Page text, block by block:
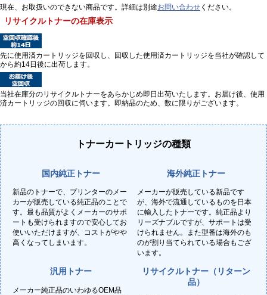
現在、お取扱いのできない商品です。詳細は別途お問い合わせ ください。
リサイクルトナーの在庫表示
先に使用済カートリッジを回収し、回収した使用済カートリッジを当社が確認して
から約14日後に出荷します。
当社在庫分のリサイクルトナーをあらかじめ即日出荷いたします。お届け後、使用
済カートリッジの回収に伺います。即納品のため、数に限りがございます。
トナーカートリッジの種類
国内純正トナー
新品のトナーで、プリンターのメー
カーが販売している純正品のことで
す。最も品質がよくメーカーのサポ
ートも受けられますので安心してお
使いいただけますが、コストがやや
高くなってしまいます。
海外純正トナー
メーカーが販売している新品です
が、海外で流通しているものを日本
に輸入したトナーです。純正品より
リーズナブルですが、サポートは受
けられません。また型番は海外のも
のが割り当てられている場合もござ
います。
汎用トナー
メーカー純正品のいわゆるOEM品
リサイクルトナー（リターン
品）